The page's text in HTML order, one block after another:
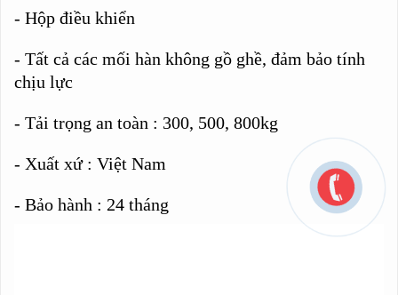
- Hộp điều khiển
- Tất cả các mối hàn không gồ ghề, đảm bảo tính
chịu lực
- Tải trọng an toàn : 300, 500, 800kg
- Xuất xứ : Việt Nam
- Bảo hành : 24 tháng